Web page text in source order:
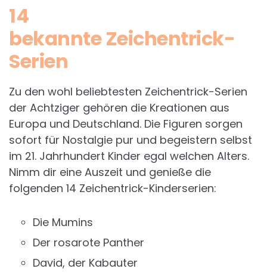
14
bekannte Zeichentrick-
Serien
Zu den wohl beliebtesten Zeichentrick-Serien
der Achtziger gehören die Kreationen aus
Europa und Deutschland. Die Figuren sorgen
sofort für Nostalgie pur und begeistern selbst
im 21. Jahrhundert Kinder egal welchen Alters.
Nimm dir eine Auszeit und genieße die
folgenden 14 Zeichentrick-Kinderserien:
Die Mumins
Der rosarote Panther
David, der Kabauter